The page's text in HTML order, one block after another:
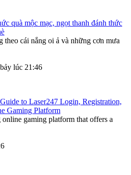
quà mộc mạc, ngọt thanh đánh thức
theo cái nắng oi ả và những cơn mưa
lúc 21:46
to Laser247 Login, Registration,
Gaming Platform
online gaming platform that offers a